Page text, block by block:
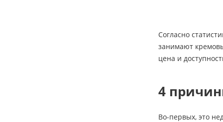
Согласно
занимают
цена и
4
Во-первых, это